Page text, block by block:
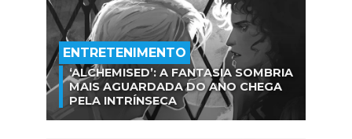
ENTRETENIMENTO
‘ALCHEMISED’: A FANTASIA SOMBRIA
MAIS AGUARDADA DO ANO CHEGA
PELA INTRÍNSECA